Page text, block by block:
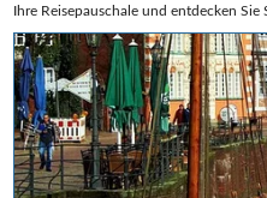
Ihre Reisepauschale und entdecken Sie